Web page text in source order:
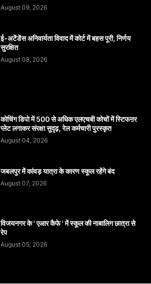
August 09, 2026
​ई-अटेंडेंस अनिवार्यता विवाद में कोर्ट में बहस पूरी, निर्णय
सुरक्षित
August 08, 2026
कोचिंग डिपो में 500 से अधिक एलएचबी कोचों में स्टिफऩर
प्लेट लगाकर संरक्षा सुदृढ़, रेल कर्मचारी पुरस्कृत
August 04, 2026
जबलपुर में कांवड़ यात्रा के कारण स्कूल रहेंगे बंद
August 07, 2026
विजयनगर के ' एआर कैफे ' में स्कूल की नाबालिग छात्रा से
रेप
August 05, 2026